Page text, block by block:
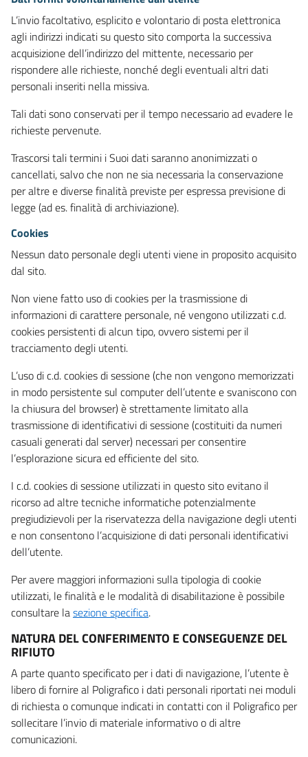
L’invio facoltativo, esplicito e volontario di posta elettronica
agli indirizzi indicati su questo sito comporta la successiva
acquisizione dell’indirizzo del mittente, necessario per
rispondere alle richieste, nonché degli eventuali altri dati
personali inseriti nella missiva.
Tali dati sono conservati per il tempo necessario ad evadere le
richieste pervenute.
Trascorsi tali termini i Suoi dati saranno anonimizzati o
cancellati, salvo che non ne sia necessaria la conservazione
per altre e diverse finalità previste per espressa previsione di
legge (ad es. finalità di archiviazione).
Cookies
Nessun dato personale degli utenti viene in proposito acquisito
dal sito.
Non viene fatto uso di cookies per la trasmissione di
informazioni di carattere personale, né vengono utilizzati c.d.
cookies persistenti di alcun tipo, ovvero sistemi per il
tracciamento degli utenti.
L’uso di c.d. cookies di sessione (che non vengono memorizzati
in modo persistente sul computer dell’utente e svaniscono con
la chiusura del browser) è strettamente limitato alla
trasmissione di identificativi di sessione (costituiti da numeri
casuali generati dal server) necessari per consentire
l’esplorazione sicura ed efficiente del sito.
I c.d. cookies di sessione utilizzati in questo sito evitano il
ricorso ad altre tecniche informatiche potenzialmente
pregiudizievoli per la riservatezza della navigazione degli utenti
e non consentono l’acquisizione di dati personali identificativi
dell’utente.
Per avere maggiori informazioni sulla tipologia di cookie
utilizzati, le finalità e le modalità di disabilitazione è possibile
consultare lasezione specifica.
NATURA DEL CONFERIMENTO E CONSEGUENZE DEL
RIFIUTO
A parte quanto specificato per i dati di navigazione, l’utente è
libero di fornire al Poligrafico i dati personali riportati nei moduli
di richiesta o comunque indicati in contatti con il Poligrafico per
sollecitare l’invio di materiale informativo o di altre
comunicazioni.